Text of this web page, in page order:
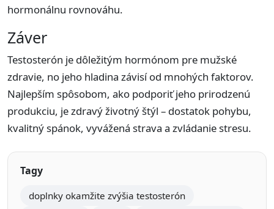
hormonálnu rovnováhu.
Záver
Testosterón je dôležitým hormónom pre mužské
zdravie, no jeho hladina závisí od mnohých faktorov.
Najlepším spôsobom, ako podporiť jeho prirodzenú
produkciu, je zdravý životný štýl – dostatok pohybu,
kvalitný spánok, vyvážená strava a zvládanie stresu.
Tagy
doplnky okamžite zvýšia testosterón